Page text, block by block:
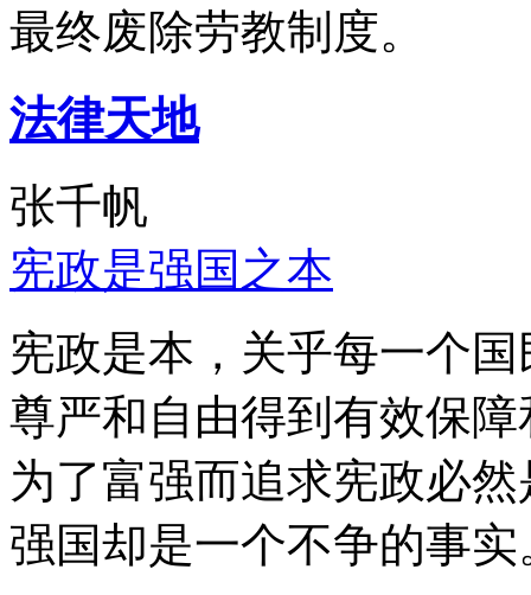
最终废除劳教制度。
法律天地
张千帆
宪政是强国之本
宪政是本，关乎每一个
尊严和自由得到有效保
为了富强而追求宪政必
强国却是一个不争的事实